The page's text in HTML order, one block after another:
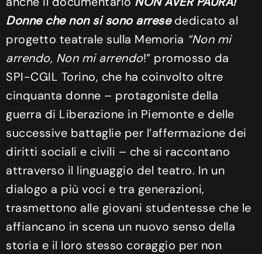
Donne che non si sono arresededicato al
progetto teatrale sulla Memoria “Non mi
arrendo, Non mi arrendo!” promosso da
SPI-CGIL Torino, che ha coinvolto oltre
cinquanta donne – protagoniste della
guerra di Liberazione in Piemonte e delle
successive battaglie per l’affermazione dei
diritti sociali e civili – che si raccontano
attraverso il linguaggio del teatro. In un
dialogo a più voci e tra generazioni,
trasmettono alle giovani studentesse che le
affiancano in scena un nuovo senso della
storia e il loro stesso coraggio per non